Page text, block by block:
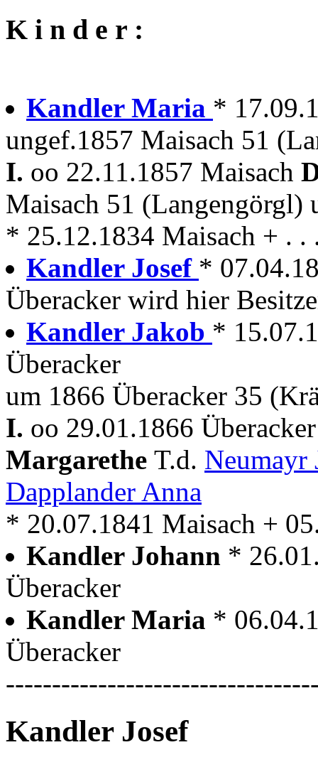
K i n d e r :
Kandler Maria *
ungef.1857 Maisach 51
I. oo 22.11.1857 Maisach
Maisach 51 (Langengörgl)
* 25.12.1834 Maisach + . .
Kandler Josef *
Überacker wird hier
Kandler Jakob *
Überacker
um 1866 Überacker 35
I. oo 29.01.1866
Margarethe T.d. Neumayr
Dapplander Anna
* 20.07.1841 Maisach +
Kandler Johann *
Überacker
Kandler Maria *
Überacker
Kandler Josef